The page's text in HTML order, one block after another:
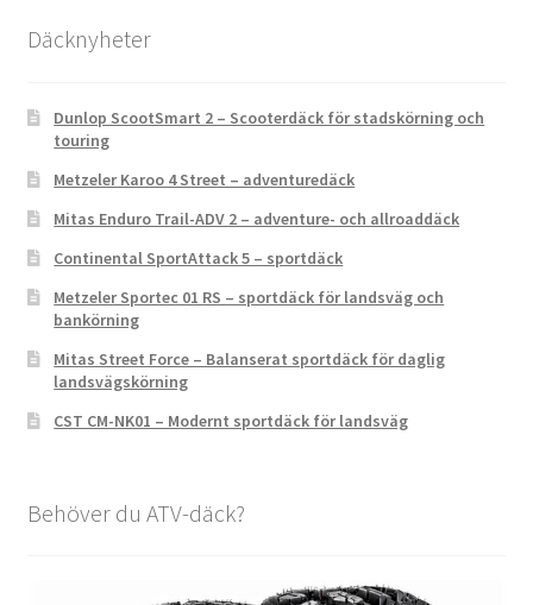
Däcknyheter
Dunlop ScootSmart 2 – Scooterdäck för stadskörning och
touring
Metzeler Karoo 4 Street – adventuredäck
Mitas Enduro Trail-ADV 2 – adventure- och allroaddäck
Continental SportAttack 5 – sportdäck
Metzeler Sportec 01 RS – sportdäck för landsväg och
bankörning
Mitas Street Force – Balanserat sportdäck för daglig
landsvägskörning
CST CM-NK01 – Modernt sportdäck för landsväg
Behöver du ATV-däck?